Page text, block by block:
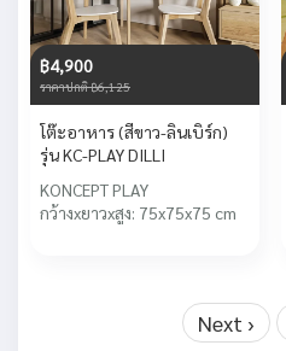
฿4,900
ราคาปกติ ฿6,125
โต๊ะอาหาร (สีขาว-ลินเบิร์ก)
รุ่น KC-PLAY DILLI
KONCEPT PLAY
กว้างxยาวxสูง: 75x75x75 cm
Next ›